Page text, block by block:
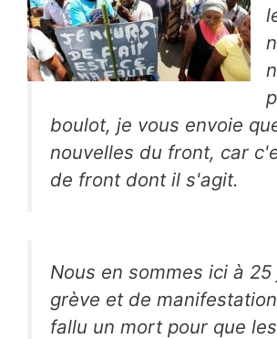
boulot, je vous envoie
nouvelles du front, car
de front dont il s'agit.
Nous en sommes ici à
grève et de
fallu un mort pour que